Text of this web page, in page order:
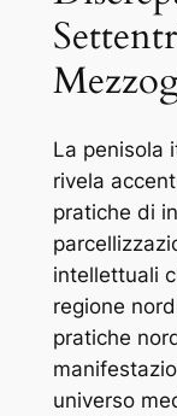
La penisola
rivela
pratiche di
intellettuali
regione
pratiche
universo